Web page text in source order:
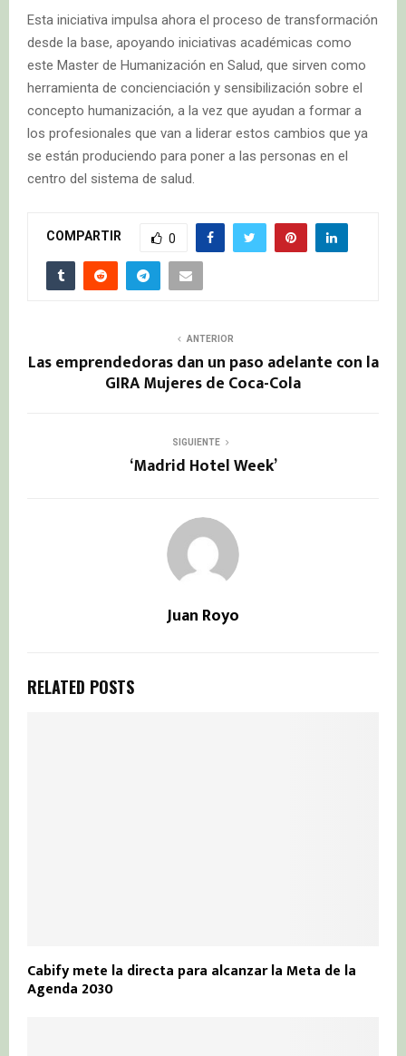
Esta iniciativa impulsa ahora el proceso de transformación
desde la base, apoyando iniciativas académicas como
este Master de Humanización en Salud, que sirven como
herramienta de concienciación y sensibilización sobre el
concepto humanización, a la vez que ayudan a formar a
los profesionales que van a liderar estos cambios que ya
se están produciendo para poner a las personas en el
centro del sistema de salud.
COMPARTIR 0
ANTERIOR
Las emprendedoras dan un paso adelante con la
GIRA Mujeres de Coca-Cola
SIGUIENTE
‘Madrid Hotel Week’
Juan Royo
RELATED POSTS
Cabify mete la directa para alcanzar la Meta de la
Agenda 2030